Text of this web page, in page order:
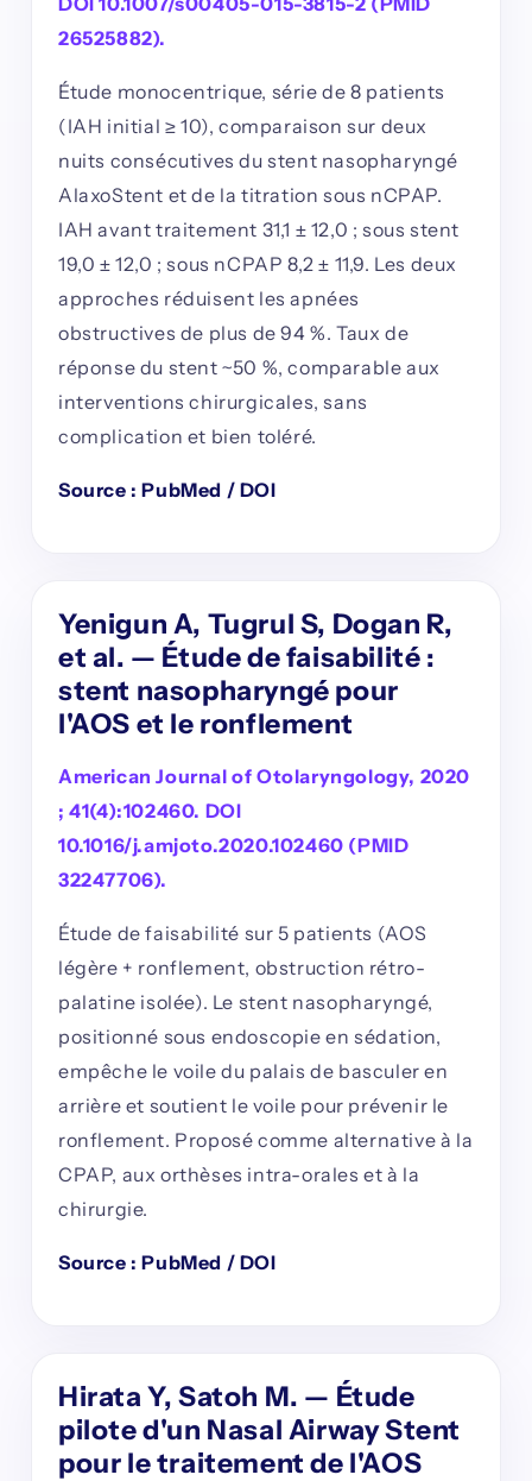
26525882).
Étude monocentrique, série de 8 patients
(IAH initial ≥ 10), comparaison sur deux
nuits consécutives du stent nasopharyngé
AlaxoStent et de la titration sous nCPAP.
IAH avant traitement 31,1 ± 12,0 ; sous stent
19,0 ± 12,0 ; sous nCPAP 8,2 ± 11,9. Les deux
approches réduisent les apnées
obstructives de plus de 94 %. Taux de
réponse du stent ~50 %, comparable aux
interventions chirurgicales, sans
complication et bien toléré.
Source : PubMed / DOI
Yenigun A, Tugrul S, Dogan R,
et al. — Étude de faisabilité :
stent nasopharyngé pour
l'AOS et le ronflement
American Journal of Otolaryngology, 2020
; 41(4):102460. DOI
10.1016/j.amjoto.2020.102460 (PMID
32247706).
Étude de faisabilité sur 5 patients (AOS
légère + ronflement, obstruction rétro-
palatine isolée). Le stent nasopharyngé,
positionné sous endoscopie en sédation,
empêche le voile du palais de basculer en
arrière et soutient le voile pour prévenir le
ronflement. Proposé comme alternative à la
CPAP, aux orthèses intra-orales et à la
chirurgie.
Source : PubMed / DOI
Hirata Y, Satoh M. — Étude
pilote d'un Nasal Airway Stent
pour le traitement de l'AOS